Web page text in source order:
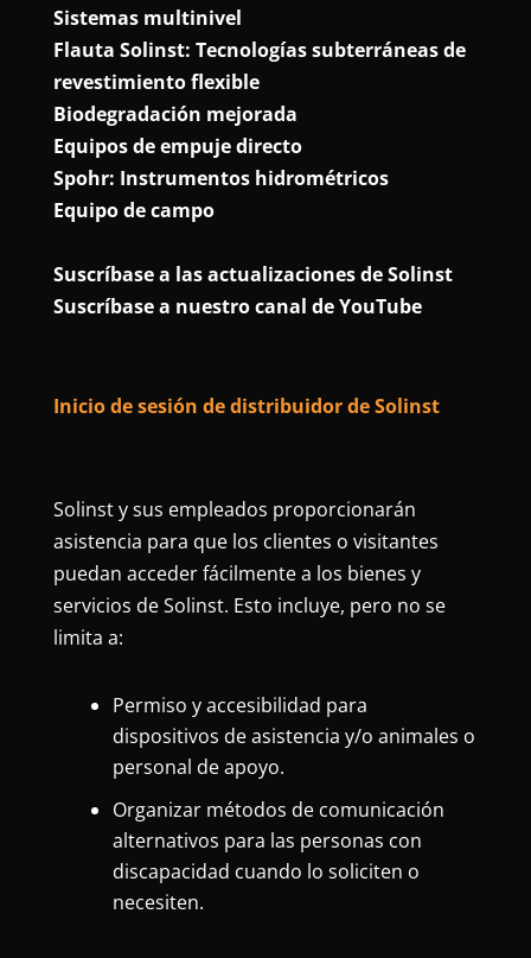
Sistemas multinivel
Flauta Solinst: Tecnologías subterráneas de
revestimiento flexible
Biodegradación mejorada
Equipos de empuje directo
Spohr: Instrumentos hidrométricos
Equipo de campo
Suscríbase a las actualizaciones de Solinst
Suscríbase a nuestro canal de YouTube
Inicio de sesión de distribuidor de Solinst
Solinst y sus empleados proporcionarán
asistencia para que los clientes o visitantes
puedan acceder fácilmente a los bienes y
servicios de Solinst. Esto incluye, pero no se
limita a:
Permiso y accesibilidad para
dispositivos de asistencia y/o animales o
personal de apoyo.
Organizar métodos de comunicación
alternativos para las personas con
discapacidad cuando lo soliciten o
necesiten.